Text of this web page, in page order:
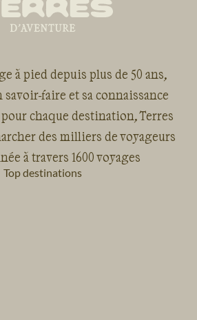
à pied depuis plus de 50 ans,
faire et sa connaissance
chaque destination, Terres
des milliers de voyageurs
à travers 1600 voyages
Top destinations